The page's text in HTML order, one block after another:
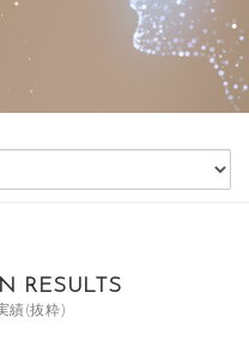
RESULTS
績(抜粋)